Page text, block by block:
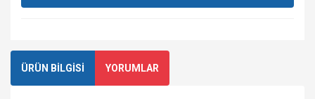
ÜRÜN BİLGİSİ YORUMLAR